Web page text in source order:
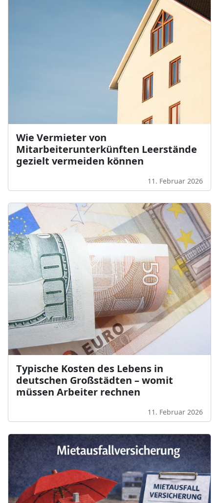
Wie Vermieter von
Mitarbeiterunterkünften Leerstände
gezielt vermeiden können
11. Februar 2026
Typische Kosten des Lebens in
deutschen Großstädten – womit
müssen Arbeiter rechnen
11. Februar 2026